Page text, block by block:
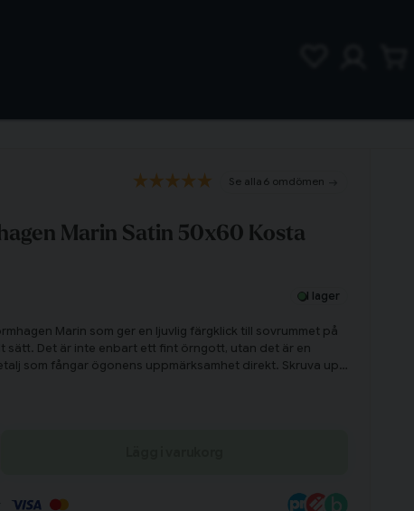
6 omdömen
Marin Satin 50x60 Kosta
I lager
Marin som ger en ljuvlig färgklick till sovrummet på
sätt. Det är inte enbart ett fint örngott, utan det är en
som fångar ögonens uppmärksamhet direkt. Skruva upp
och lekfulla mönstret av fåglar och blad i olika färger,
bottenfärg i en härligt marinblå nyans.